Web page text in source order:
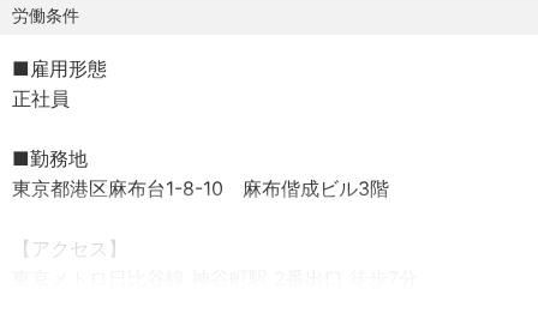
広がっています。「AI」「経営」「ファイナンス」が交差
━━━━━━━━━━━━━━━━━━━━━━━━
━━━━━━━━━━━━━━━━━━━━━━━━
私たちが掲げるビジョンは、「企業のオペレーションをAI
経営アジェンダの定義からAIネイティブな実装までを一気
労働条件
■雇用形態
正社員
■勤務地
東京都港区麻布台1-8-10 麻布偕成ビル3階
【アクセス】